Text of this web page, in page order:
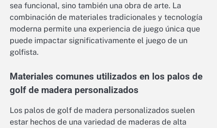
sea funcional, sino también una obra de arte. La
combinación de materiales tradicionales y tecnología
moderna permite una experiencia de juego única que
puede impactar significativamente el juego de un
golfista.
Materiales comunes utilizados en los palos de
golf de madera personalizados
Los palos de golf de madera personalizados suelen
estar hechos de una variedad de maderas de alta